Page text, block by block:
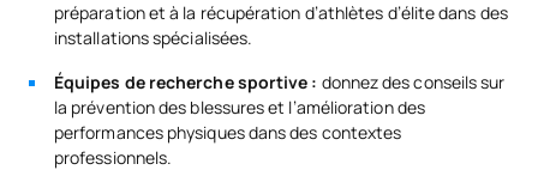
préparation et à la récupération d’athlètes d’élite dans des
installations spécialisées.
Équipes de recherche sportive : donnez des conseils sur
la prévention des blessures et l’amélioration des
performances physiques dans des contextes
professionnels.